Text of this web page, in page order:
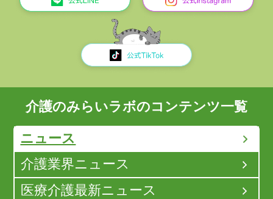
介護のみらいラボのコンテンツ一覧
ニュース
介護業界ニュース
医療介護最新ニュース